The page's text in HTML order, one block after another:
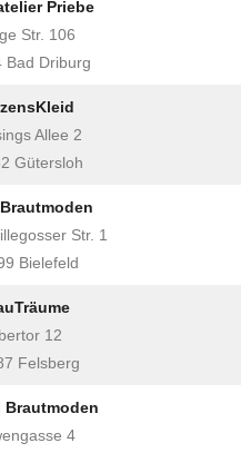
Priebe
Str. 106
Bad Driburg
Allee 2
Gütersloh
Str. 1
Bielefeld
12
Felsberg
Brautmoden
4